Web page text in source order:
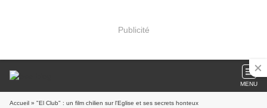
Publicité
MENU
Accueil » "El Club" : un film chilien sur l'Eglise et ses secrets honteux